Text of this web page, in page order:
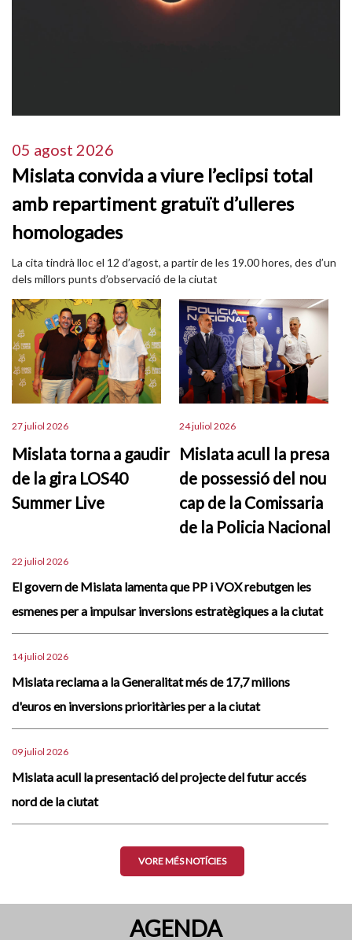
05 agost 2026
Mislata convida a viure l’eclipsi total
amb repartiment gratuït d’ulleres
homologades
La cita tindrà lloc el 12 d’agost, a partir de les 19.00 hores, des d’un
dels millors punts d’observació de la ciutat
27 juliol 2026
Mislata torna a gaudir
de la gira LOS40
Summer Live
24 juliol 2026
Mislata acull la presa
de possessió del nou
cap de la Comissaria
de la Policia Nacional
22 juliol 2026
El govern de Mislata lamenta que PP i VOX rebutgen les
esmenes per a impulsar inversions estratègiques a la ciutat
14 juliol 2026
Mislata reclama a la Generalitat més de 17,7 milions
d'euros en inversions prioritàries per a la ciutat
09 juliol 2026
Mislata acull la presentació del projecte del futur accés
nord de la ciutat
VORE MÉS NOTÍCIES
AGENDA